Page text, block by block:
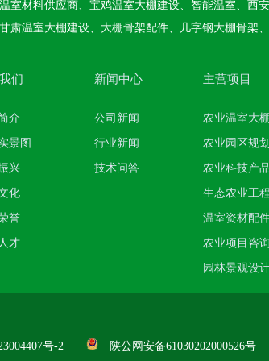
室材料供应商、宝鸡温室大棚建设、智能温室、西
肃温室大棚建设、大棚骨架配件、几字钢大棚骨架
们
介
景图
兴
化
誉
才
新闻中心
公司新闻
行业新闻
技术问答
主营项目
农业温室大
农业园区规
农业科技产
生态农业工
温室资材配
农业项目咨询
园林景观设
号-2 陕公网安备61030202000526号